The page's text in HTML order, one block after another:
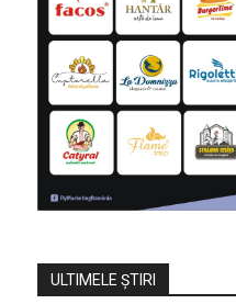
ULTIMELE ŞTIRI